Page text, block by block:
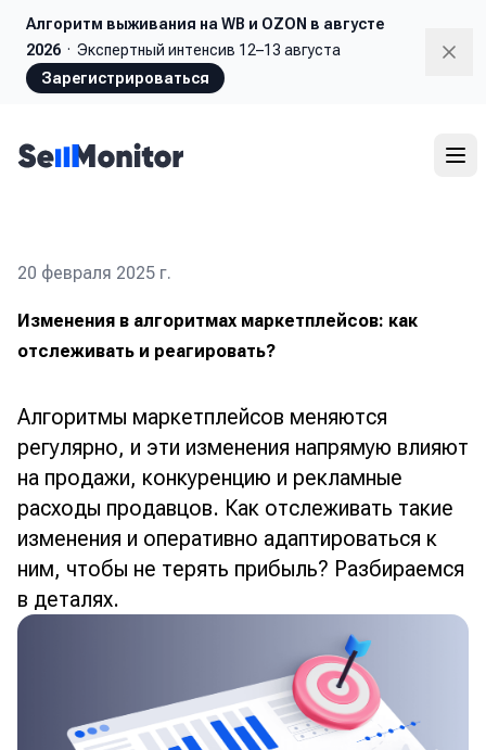
Алгоритм выживания на WB и OZON в августе
2026 · Экспертный интенсив 12–13 августа
Зарегистрироваться
20 февраля 2025 г.
Изменения в алгоритмах маркетплейсов: как
отслеживать и реагировать?
Алгоритмы маркетплейсов меняются
регулярно, и эти изменения напрямую влияют
на продажи, конкуренцию и рекламные
расходы продавцов. Как отслеживать такие
изменения и оперативно адаптироваться к
ним, чтобы не терять прибыль? Разбираемся
в деталях.